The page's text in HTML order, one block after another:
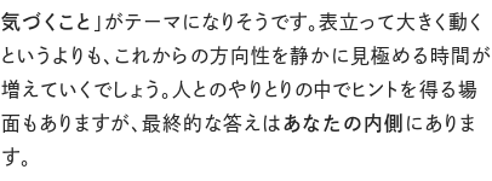
気づくこと 」がテーマになりそうです。表立って大きく動く
というよりも、これからの方向性を静かに見極める時間が
増えていくでしょう。人とのやりとりの中でヒントを得る場
面もありますが、最終的な答えはあなたの内側 にありま
す。